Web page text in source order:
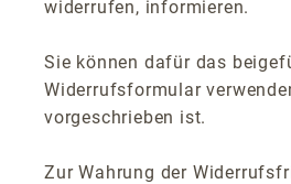
widerrufen, informieren.
Sie können dafür das
Widerrufsformular
vorgeschrieben ist.
Zur Wahrung der